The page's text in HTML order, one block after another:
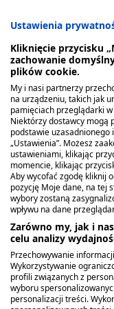
Viscoplast Opti-
plastry
mm x 57 mm, 10
26,69 zł
Spis treści
Opis produktu
Kiedy
Co zawiera
Producent -
Opis
Ustawienia
Kliknięcie przycisku
zachowanie
plików cookie.
My i nasi partnerzy
na urządzeniu, takich jak
pamięciach przeglądarki
Niektórzy dostawcy mogą
podstawie
„Ustawienia”. Możesz
ustawieniami, klikając
momencie, klikając
Aby wycofać zgodę kliknij
pozycję Moje dane, na tej
wybory zostaną
wpływu na dane
Zarówno my, jak i
celu analizy
Przechowywanie
Wykorzystywanie
profili związanych z
wyboru
personalizacji treści.